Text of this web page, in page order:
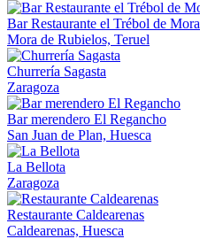
Bar Restaurante el Trébol de Mora
Mora de Rubielos, Teruel
Churrería Sagasta
Zaragoza
Bar merendero El Regancho
San Juan de Plan, Huesca
La Bellota
Zaragoza
Restaurante Caldearenas
Caldearenas, Huesca